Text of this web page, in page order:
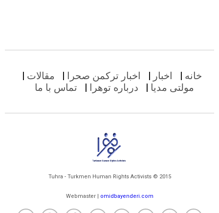
خانه اخبار اخبار ترکمن صحرا
مقالات
مولتی مدیا
درباره توهرا تماس با ما
Tuhra - Turkmen Human Rights Activists © 2015
Webmaster | omidbayenderi.com